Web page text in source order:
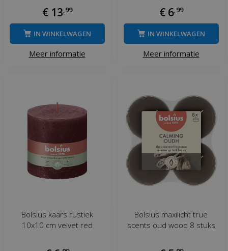
€ 13 99
Meer informatie
IN WINKELWAGEN
€ 6 99
Meer informatie
IN WINKELWAGEN
Bolsius kaars rustiek
10x10 cm velvet red
Bolsius maxilicht true
scents oud wood 8 stuks